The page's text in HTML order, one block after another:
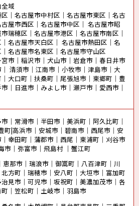
全域
｜名古屋市中村区｜名古屋市東区｜名古
屋市西区｜名古屋市中区｜ 名古屋市昭
瑞穂区｜名古屋市港区｜名古屋市南区｜
名古屋市天白区｜ 名古屋市熱田区｜名
名古屋市名東区｜名古屋市守山区
宮市｜稲沢市｜犬山市｜岩倉市｜春日井市
｜ 清須市｜江南市｜小牧市｜津島市｜大
大口町｜扶桑町｜尾張旭市｜東郷町｜豊
｜日進市｜みよし市｜瀬戸市｜愛西市｜
｜常滑市｜半田市｜美浜町｜阿久比町｜
町|高浜市｜安城市｜碧南市｜西尾市｜安
幸田町｜蒲郡市｜西尾｜東浦町｜刈谷市
市｜弥富市｜飛島村 ｜蟹江町
恵那市｜瑞浪市｜御嵩町｜八百津町｜川
方町｜瑞穂市｜安八町｜大垣市｜富加町
治見市｜可児市｜坂祝町｜美濃加茂市｜各
｜笠松町｜土岐市｜羽島市